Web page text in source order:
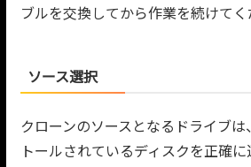
ブルを交換してから作業を続けてく
ソース選択
クローンのソースとなるドライブ
トールされているディスクを正確に